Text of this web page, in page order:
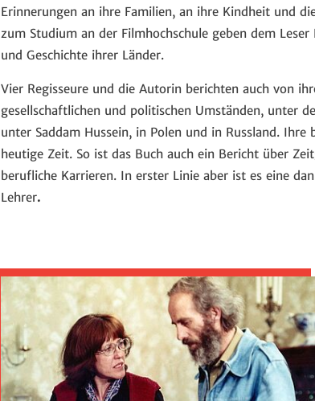
Erinnerungen an ihre Familien, an ihre Kindheit und
zum Studium an der Filmhochschule geben dem
und Geschichte ihrer Länder.
Vier Regisseure und die Autorin berichten auch von
gesellschaftlichen und politischen Umständen, unter
unter Saddam Hussein, in Polen und in Russland.
heutige Zeit. So ist das Buch auch ein Bericht über
berufliche Karrieren. In erster Linie aber ist es eine
Lehrer.